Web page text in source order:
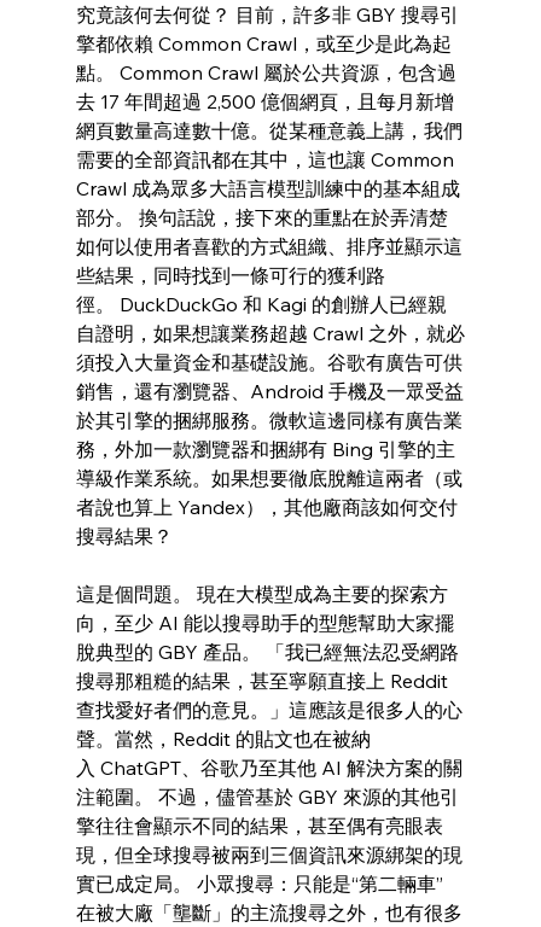
究竟該何去何從？ 目前，許多非 GBY 搜尋引
擎都依賴 Common Crawl，或至少是此為起
點。 Common Crawl 屬於公共資源，包含過
去 17 年間超過 2,500 億個網頁，且每月新增
網頁數量高達數十億。從某種意義上講，我們
需要的全部資訊都在其中，這也讓 Common
Crawl 成為眾多大語言模型訓練中的基本組成
部分。 換句話說，接下來的重點在於弄清楚
如何以使用者喜歡的方式組織、排序並顯示這
些結果，同時找到一條可行的獲利路
徑。 DuckDuckGo 和 Kagi 的創辦人已經親
自證明，如果想讓業務超越 Crawl 之外，就必
須投入大量資金和基礎設施。谷歌有廣告可供
銷售，還有瀏覽器、Android 手機及一眾受益
於其引擎的捆綁服務。微軟這邊同樣有廣告業
務，外加一款瀏覽器和捆綁有 Bing 引擎的主
導級作業系統。如果想要徹底脫離這兩者（或
者說也算上 Yandex），其他廠商該如何交付
搜尋結果？
這是個問題。 現在大模型成為主要的探索方
向，至少 AI 能以搜尋助手的型態幫助大家擺
脫典型的 GBY 產品。 「我已經無法忍受網路
搜尋那粗糙的結果，甚至寧願直接上 Reddit
查找愛好者們的意見。」這應該是很多人的心
聲。當然，Reddit 的貼文也在被納
入 ChatGPT、谷歌乃至其他 AI 解決方案的關
注範圍。 不過，儘管基於 GBY 來源的其他引
擎往往會顯示不同的結果，甚至偶有亮眼表
現，但全球搜尋被兩到三個資訊來源綁架的現
實已成定局。 小眾搜尋：只能是“第二輛車”
在被大廠「壟斷」的主流搜尋之外，也有很多